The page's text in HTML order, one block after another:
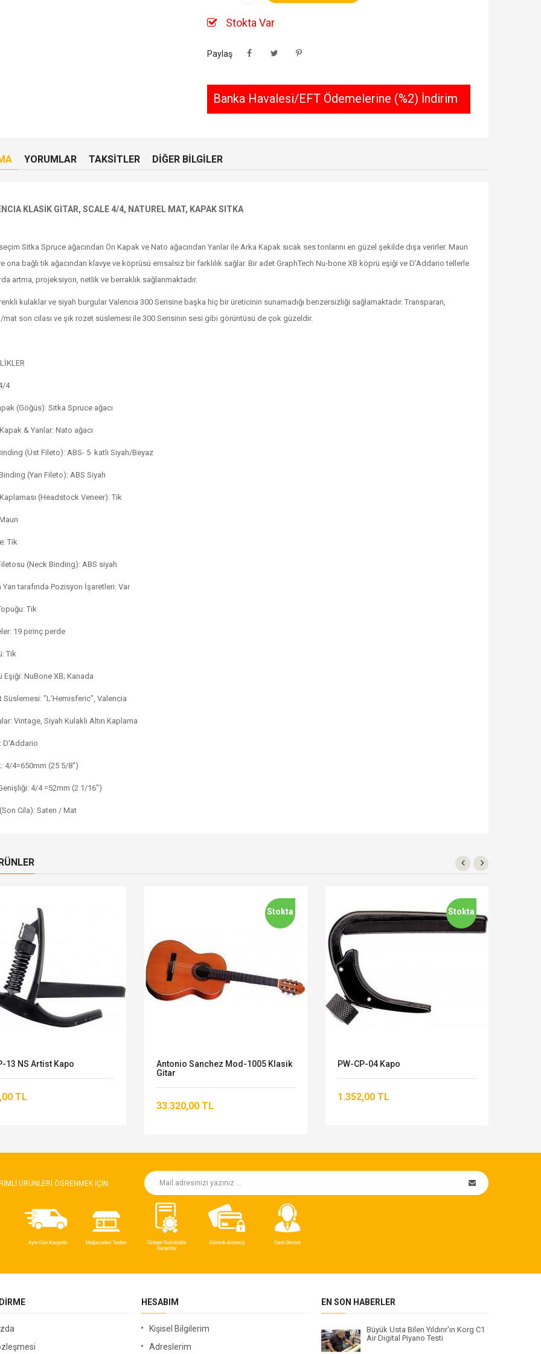
Stokta Var
Paylaş
Banka Havalesi/EFT Ödemelerine (%2) İndirim
YORUMLAR TAKSITLER DIĞER BILGILER
KLASİK GİTAR, SCALE 4/4, NATUREL MAT, KAPAK SITKA
Sitka Spruce ağacından Ön Kapak ve Nato ağacından Yanlar ile Arka Kapak sıcak ses tonlarını en güzel şekilde dışa verirler. Maun
ona bağlı tik ağacından klavye ve köprüsü emsalsiz bir farklılık sağlar. Bir adet GraphTech Nu-bone XB köprü eşiği ve D'Addario tellerle
artma, projeksiyon, netlik ve berraklık sağlanmaktadır.
kulaklar ve siyah burgular Valencia 300 Serisine başka hiç bir üreticinin sunamadığı benzersizliği sağlamaktadır. Transparan,
mat son cilası ve şık rozet süslemesi ile 300 Serisinin sesi gibi görüntüsü de çok güzeldir.
4
(Göğüs): Sitka Spruce ağacı
& Yanlar: Nato ağacı
(Üst Fileto): ABS- 5 katlı Siyah/Beyaz
(Yan Fileto): ABS Siyah
(Headstock Veneer): Tik
Tik
(Neck Binding): ABS siyah
Yan tarafında Pozisyon İşaretleri: Var
Tik
19 pirinç perde
Tik
Eşiği: NuBone XB; Kanada
Süslemesi: "L'Hemisferic", Valencia
Vintage, Siyah Kulaklı Altın Kaplama
D'Addario
4/4=650mm (25 5/8")
4/4 =52mm (2 1/16")
Cila): Saten / Mat
13 NS Artist Kapo
TL
Stokta
Antonio Sanchez Mod-1005 Klasik
Gitar
33.320,00 TL
Stokta
PW-CP-04 Kapo
1.352,00 TL
ÜRÜNLERI ÖGRENMEK IÇIN.
HESABIM
Kişisel Bilgilerim
Adreslerim
EN SON HABERLER
Büyük Usta Bilen Yıldırır'ın Korg C1
Air Digital Piyano Testi